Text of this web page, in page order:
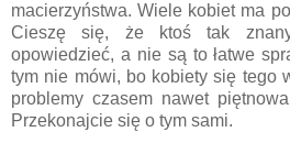
macierzyństwa. Wiele kobiet ma
Cieszę się, że ktoś tak
opowiedzieć, a nie są to łatwe
tym nie mówi, bo kobiety się tego
problemy czasem nawet
Przekonajcie się o tym sami.